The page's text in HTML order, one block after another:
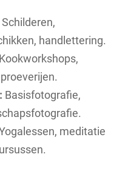
Schilderen,
handlettering.
Kookworkshops,
Basisfotografie,
meditatie